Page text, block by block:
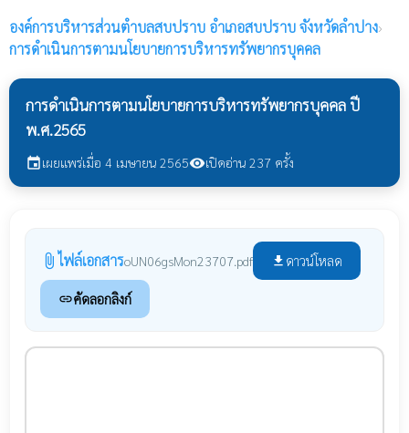
องค์การบริหารส่วนตำบลสบปราบ อำเภอสบปราบ จังหวัดลำปาง›
การดำเนินการตามนโยบายการบริหารทรัพยากรบุคคล
การดำเนินการตามนโยบายการบริหารทรัพยากรบุคคล ปี
พ.ศ.2565
eventเผยแพร่เมื่อ 4 เมษายน 2565visibilityเปิดอ่าน 237 ครั้ง
attach_file ไฟล์เอกสารoUN06gsMon23707.pdf file_download ดาวน์โหลด
linkคัดลอกลิงก์